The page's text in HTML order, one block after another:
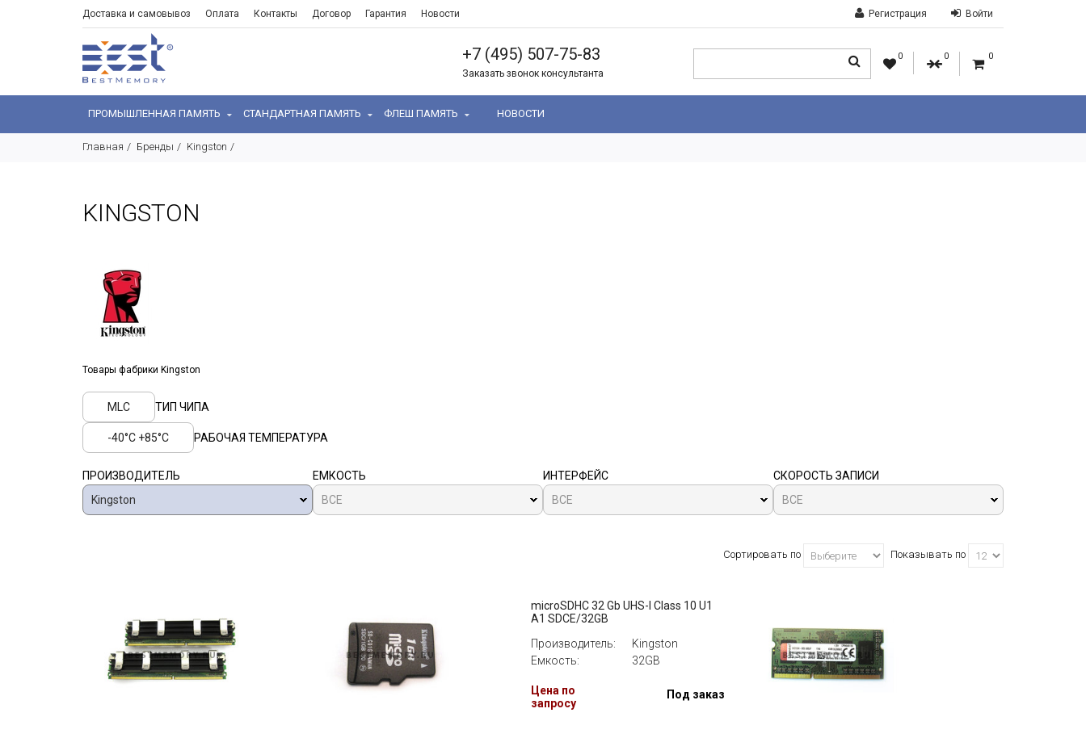
Доставка и самовывоз Оплата Контакты Договор Гарантия Новости Регистрация Войти
+7 (495) 507-75-83
Заказать звонок консультанта
0 0 0
ПРОМЫШЛЕННАЯ ПАМЯТЬ СТАНДАРТНАЯ ПАМЯТЬ ФЛЕШ ПАМЯТЬ НОВОСТИ
Главная Бренды Kingston
KINGSTON
Товары фабрики Kingston
MLC ТИП ЧИПА
-40°C +85°C РАБОЧАЯ ТЕМПЕРАТУРА
ПРОИЗВОДИТЕЛЬ
Kingston
ЕМКОСТЬ
ВСЕ
ИНТЕРФЕЙС
ВСЕ
СКОРОСТЬ ЗАПИСИ
ВСЕ
Сортировать по Показывать по
microSDHC 32 Gb UHS-I Class 10 U1
A1 SDCE/32GB
Производитель:
Kingston
Емкость:
32GB
Цена по
запросу
Под заказ